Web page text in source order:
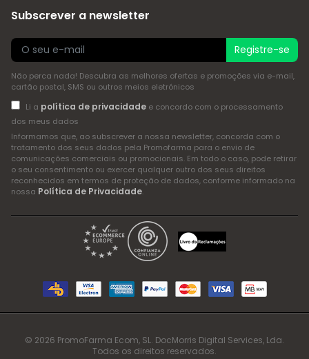
Subscrever a newsletter
Registre-se
Não perca nada! Descubra as melhores ofertas e promoções via e-mail,
cartão postal, SMS ou outros meios eletrónicos
Li a política de privacidadee concordo com o processamento
dos meus dados
Informamos que, ao subscrever a nossa newsletter, concorda com o
tratamento dos seus dados pela Promofarma para o envio de
comunicações comerciais ou promocionais. Em todo o caso, pode retirar
o seu consentimento ou exercer qualquer outro dos seus direitos
reconhecidos em termos de proteção de dados, conforme informado na
nossa Política de Privacidade.
© 2026 PromoFarma Ecom, SL. DocMorris Digital Services, Lda.
Todos os direitos reservados.